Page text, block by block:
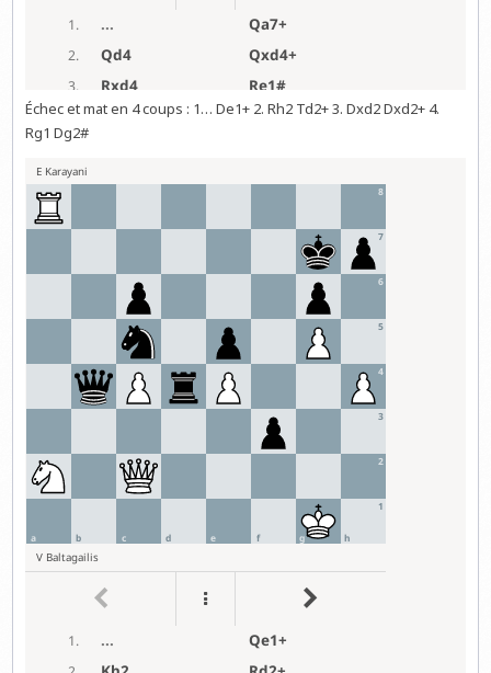
Échec et mat en 4 coups : 1… De1+ 2. Rh2 Td2+ 3. Dxd2 Dxd2+ 4.
Rg1 Dg2#